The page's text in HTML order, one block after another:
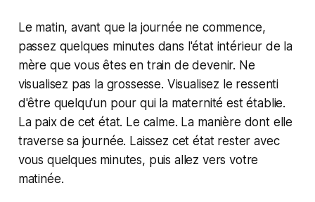
Le matin, avant que la journée ne commence,
passez quelques minutes dans l'état intérieur de la
mère que vous êtes en train de devenir. Ne
visualisez pas la grossesse. Visualisez le ressenti
d'être quelqu'un pour qui la maternité est établie.
La paix de cet état. Le calme. La manière dont elle
traverse sa journée. Laissez cet état rester avec
vous quelques minutes, puis allez vers votre
matinée.